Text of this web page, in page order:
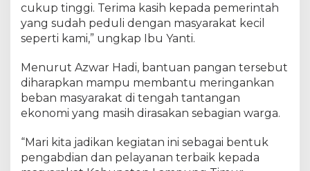
cukup tinggi. Terima kasih kepada pemerintah
yang sudah peduli dengan masyarakat kecil
seperti kami,” ungkap Ibu Yanti.
Menurut Azwar Hadi, bantuan pangan tersebut
diharapkan mampu membantu meringankan
beban masyarakat di tengah tantangan
ekonomi yang masih dirasakan sebagian warga.
“Mari kita jadikan kegiatan ini sebagai bentuk
pengabdian dan pelayanan terbaik kepada